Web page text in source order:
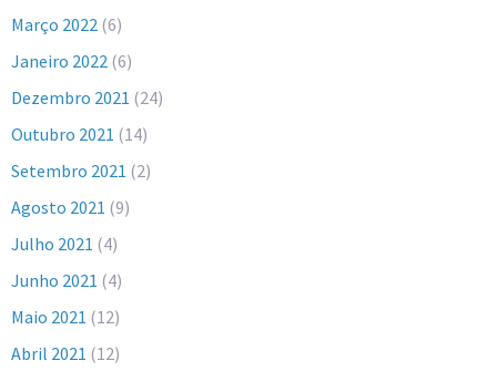
Março 2022 (6)
Janeiro 2022 (6)
Dezembro 2021 (24)
Outubro 2021 (14)
Setembro 2021 (2)
Agosto 2021 (9)
Julho 2021 (4)
Junho 2021 (4)
Maio 2021 (12)
Abril 2021 (12)